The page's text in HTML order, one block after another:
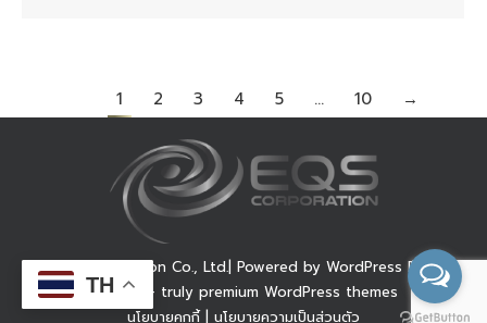
1 2 3 4 5 … 10 →
© EQS Corporation Co., Ltd.| Powered by WordPress Dream-
Theme — truly premium WordPress themes
นโยบายคุกกี้| นโยบายความเป็นส่วนตัว
TH